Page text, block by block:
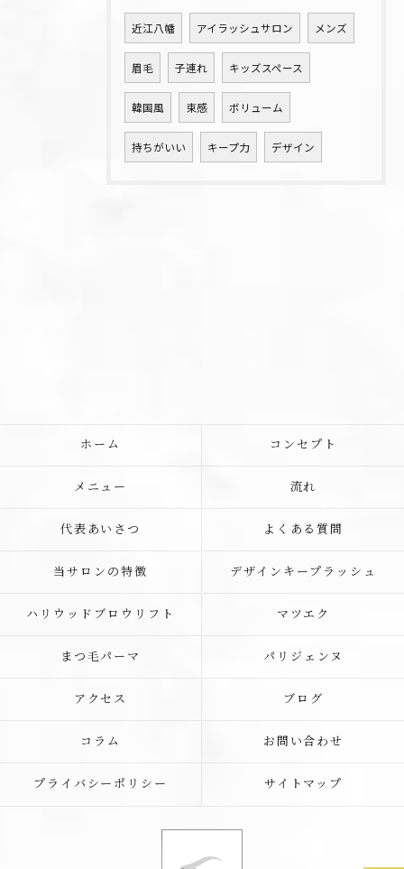
近江八幡 アイラッシュサロン メンズ
眉毛 子連れ キッズスペース
韓国風 束感 ボリューム
持ちがいい キープ力 デザイン
ホーム コンセプト
メニュー 流れ
代表あいさつ よくある質問
当サロンの特徴 デザインキープラッシュ
ハリウッドブロウリフト マツエク
まつ毛パーマ パリジェンヌ
アクセス ブログ
コラム お問い合わせ
プライバシーポリシー サイトマップ